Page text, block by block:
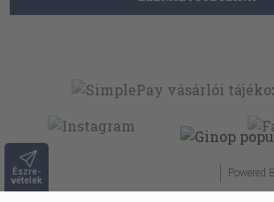
Észre-
vételek
Powered